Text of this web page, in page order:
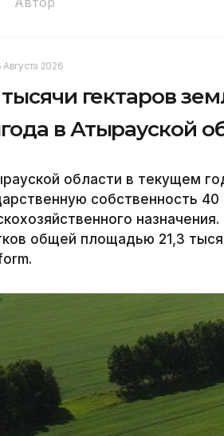
Августа 2026
тысячи гектаров
в Атырауской
области в текущем
собственность
общей площадью 21,3